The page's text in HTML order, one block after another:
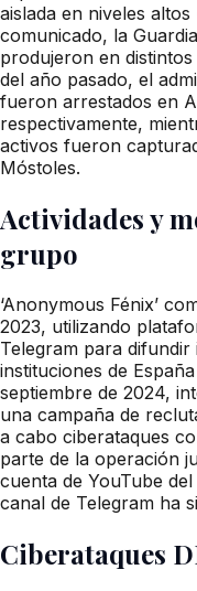
aislada en niveles
comunicado, la
produjeron en
del año pasado, el
fueron arrestados en
respectivamente,
activos fueron
Móstoles.
Actividades y
grupo
‘Anonymous Fénix’
2023, utilizando
Telegram para
instituciones de
septiembre de 2024,
una campaña de
a cabo ciberataques
parte de la operación
cuenta de YouTube
canal de Telegram ha
Ciberataques